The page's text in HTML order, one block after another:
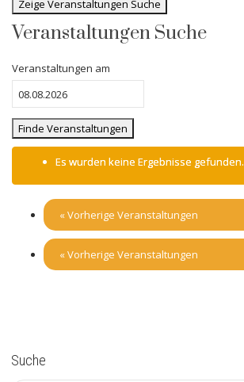
Zeige Veranstaltungen Suche
Veranstaltungen Suche
Veranstaltungen am
Es wurden keine Ergebnisse gefunden.
«Vorherige Veranstaltungen
«Vorherige Veranstaltungen
Suche